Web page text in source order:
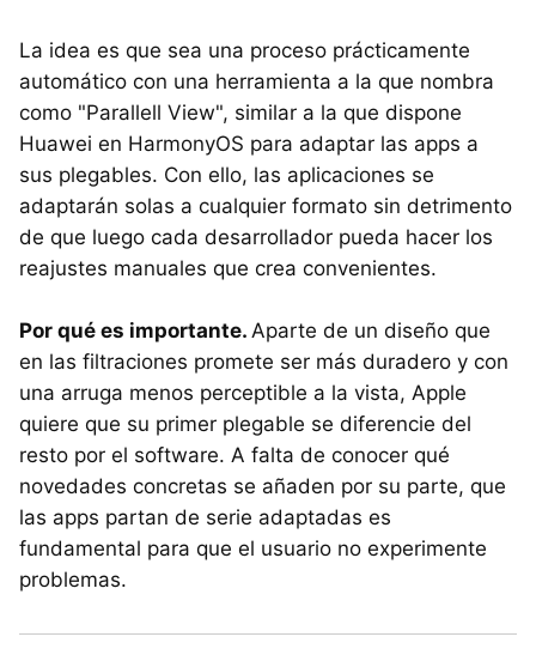
La idea es que sea una proceso prácticamente
automático con una herramienta a la que nombra
como "Parallell View", similar a la que dispone
Huawei en HarmonyOS para adaptar las apps a
sus plegables. Con ello, las aplicaciones se
adaptarán solas a cualquier formato sin detrimento
de que luego cada desarrollador pueda hacer los
reajustes manuales que crea convenientes.
Por qué es importante. Aparte de un diseño que
en las filtraciones promete ser más duradero y con
una arruga menos perceptible a la vista, Apple
quiere que su primer plegable se diferencie del
resto por el software. A falta de conocer qué
novedades concretas se añaden por su parte, que
las apps partan de serie adaptadas es
fundamental para que el usuario no experimente
problemas.